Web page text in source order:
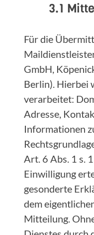
3.1
Für die
GmbH,
Berlin). Hierbei
verarbeitet:
Adresse,
Informationen
Art. 6 Abs. 1 s.
Einwilligung
gesonderte
dem
Mitteilung.